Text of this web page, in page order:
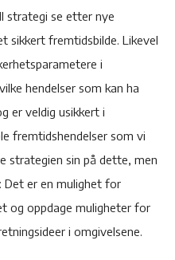
strategi se etter nye
sikkert fremtidsbilde. Likevel
i
hendelser som kan ha
er veldig usikkert i
fremtidshendelser som vi
strategien sin på dette, men
Det er en mulighet for
og oppdage muligheter for
i omgivelsene.